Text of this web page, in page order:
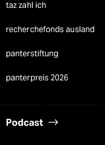
taz zahl ich
recherchefonds ausland
panterstiftung
panterpreis 2026
Podcast